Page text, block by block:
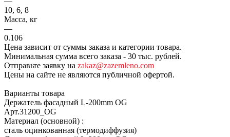
10, 6, 8
Масса, кг
—
0.106
Цена зависит от суммы заказа и категории товара.
Минимальная сумма всего заказа - 30 тыс. рублей.
Отправьте заявку на zakaz@zazemleno.com
Цены на сайте не являются публичной офертой.
Варианты товара
Держатель фасадный L-200mm OG
Арт.31200_ОG
Материал (основной) :
сталь оцинкованная (термодиффузия)